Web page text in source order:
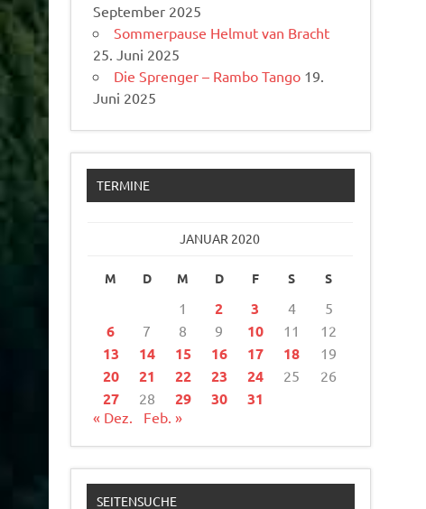
September 2025
Sommerpause Helmut van Bracht
25. Juni 2025
Die Sprenger – Rambo Tango 19.
Juni 2025
TERMINE
JANUAR 2020
M D M D F S S
1 2 3 4 5
6 7 8 9 10 11 12
13 14 15 16 17 18 19
20 21 22 23 24 25 26
27 28 29 30 31
« Dez. Feb. »
SEITENSUCHE